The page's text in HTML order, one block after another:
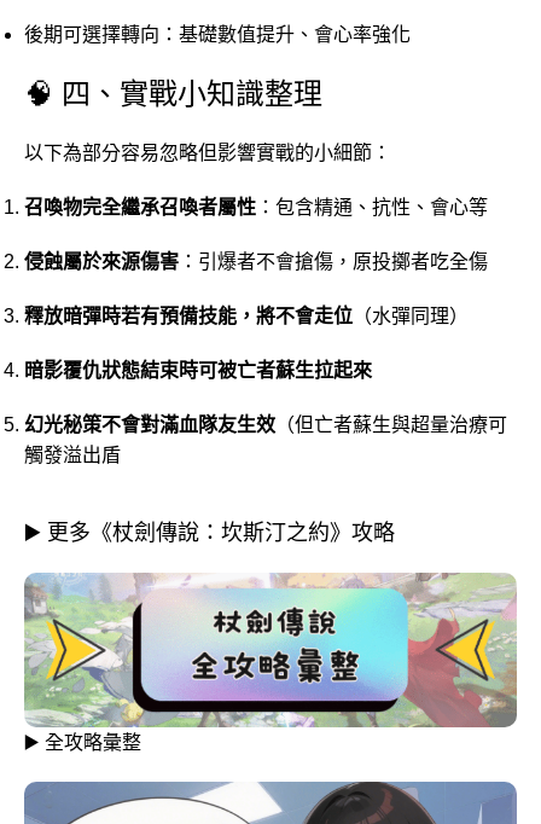
後期可選擇轉向：基礎數值提升、會心率強化
🧠 四、實戰小知識整理
以下為部分容易忽略但影響實戰的小細節：
召喚物完全繼承召喚者屬性 ：包含精通、抗性、會心等
侵蝕屬於來源傷害 ：引爆者不會搶傷，原投擲者吃全傷
釋放暗彈時若有預備技能，將不會走位 （水彈同理）
暗影覆仇狀態結束時可被亡者蘇生拉起來
幻光秘策不會對滿血隊友生效 （但亡者蘇生與超量治療可
觸發溢出盾
▶️ 更多《杖劍傳說：坎斯汀之約》攻略
▶️ 全攻略彙整